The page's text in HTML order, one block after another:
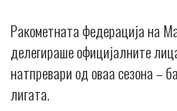
Ракометната федерација на
делегираше официјалните
натпревари од оваа сезона –
лигата.